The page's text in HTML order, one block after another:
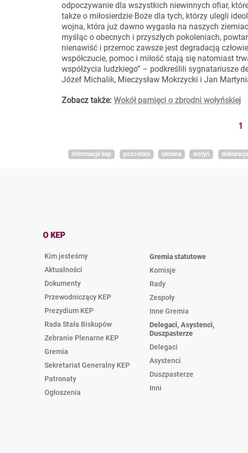
odpoczywanie dla wszystkich niewinnych ofiar,
także o miłosierdzie Boże dla tych, którzy ulegli
wojna, która już dawno wygasła na naszych
myśląc o obecnych i przyszłych pokoleniach,
nienawiść i przemoc zawsze jest degradacją
współczucie, pomoc i miłość stają się natomiast
współżycia ludzkiego” – podkreślili sygnatariusze
Józef Michalik, Mieczysław Mokrzycki i Jan
Zobacz także: Wokół pamięci o zbrodni wołyńskiej
1
informacje kep pozostałe ukraina wołyń deklaracja
O KEP
Kim jesteśmy
Aktualności
Dokumenty
Przewodniczący KEP
Prezydium KEP
Rada Stała Biskupów
Zebranie Plenarne KEP
Gremia
Sekretariat Generalny KEP
Patronaty
Ogłoszenia
Gremia statutowe
Komisje
Rady
Zespoły
Inne Gremia
Delegaci, Asystenci,
Duszpasterze
Delegaci
Asystenci
Duszpasterze
Inni